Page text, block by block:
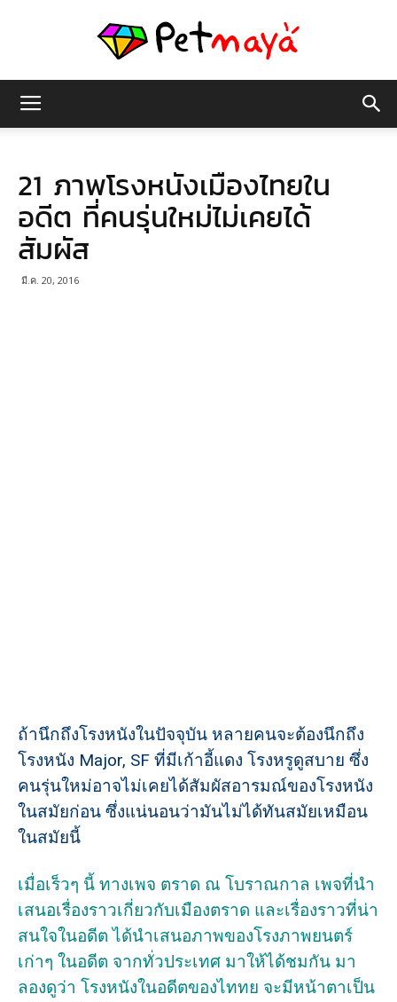
มายา
21 ภาพโรงหนังเมืองไทยใน
อดีต ที่คนรุ่นใหม่ไม่เคยได้
สัมผัส
มี.ค. 20, 2016
ถ้านึกถึงโรงหนังในปัจจุบัน หลายคนจะต้องนึกถึง
โรงหนัง Major, SF ที่มีเก้าอี้แดง โรงหรูดูสบาย ซึ่ง
คนรุ่นใหม่อาจไม่เคยได้สัมผัสอารมณ์ของโรงหนัง
ในสมัยก่อน ซึ่งแน่นอนว่ามันไม่ได้ทันสมัยเหมือน
ในสมัยนี้
เมื่อเร็วๆ นี้ ทางเพจ ตราด ณ โบราณกาล เพจที่นำ
เสนอเรื่องราวเกี่ยวกับเมืองตราด และเรื่องราวที่น่า
สนใจในอดีต ได้นำเสนอภาพของโรงภาพยนตร์
เก่าๆ ในอดีต จากทั่วประเทศ มาให้ได้ชมกัน มา
ลองดูว่า โรงหนังในอดีตของไททย จะมีหน้าตาเป็น